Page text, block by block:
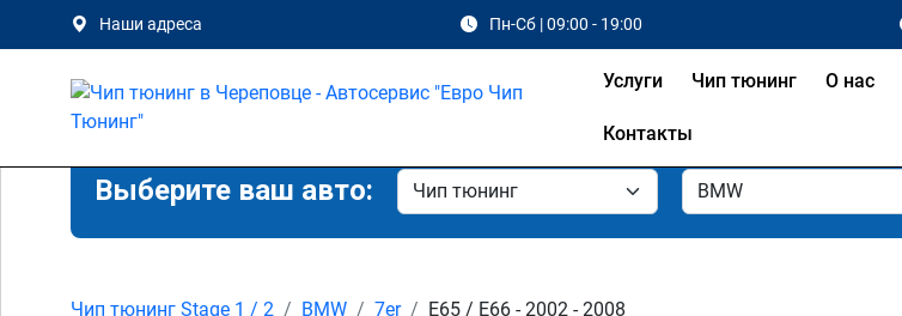
Наши адреса Пн-Сб | 09:00 - 19:00
Услуги Чип тюнинг О нас
Контакты
Выберите ваш авто:
Чип тюнинг Stage 1 / 2 BMW 7er E65 / E66 - 2002 - 2008